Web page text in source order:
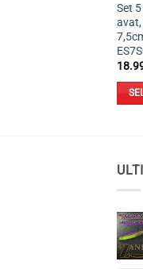
Set
avat,
mai
multe
pot
fi